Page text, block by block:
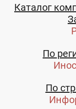
Каталог
По
По